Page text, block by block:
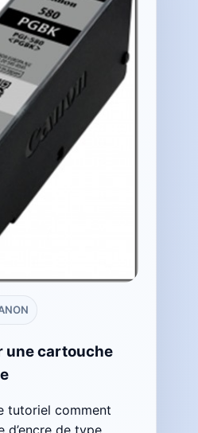
une cartouche
tutoriel comment